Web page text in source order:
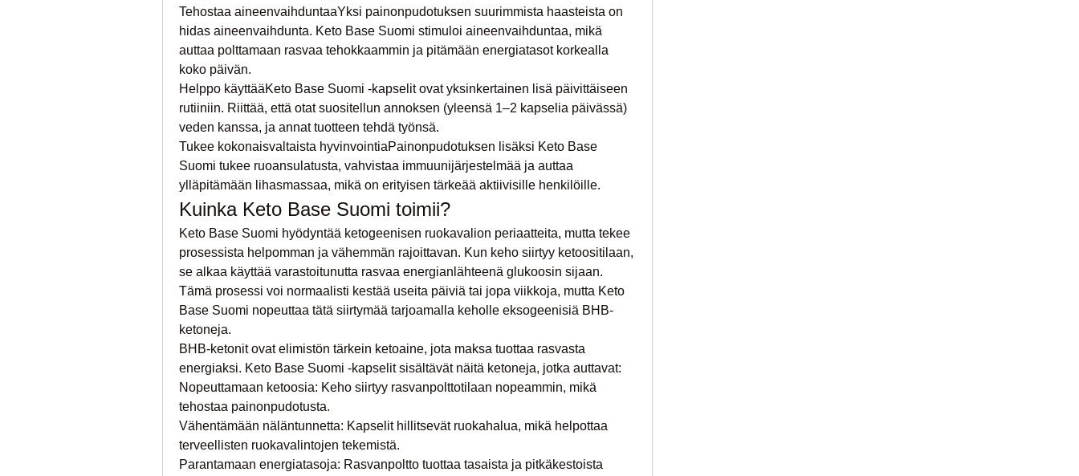
Tehostaa aineenvaihduntaaYksi painonpudotuksen suurimmista haasteista on
hidas aineenvaihdunta. Keto Base Suomi stimuloi aineenvaihduntaa, mikä
auttaa polttamaan rasvaa tehokkaammin ja pitämään energiatasot korkealla
koko päivän.
Helppo käyttääKeto Base Suomi -kapselit ovat yksinkertainen lisä päivittäiseen
rutiiniin. Riittää, että otat suositellun annoksen (yleensä 1–2 kapselia päivässä)
veden kanssa, ja annat tuotteen tehdä työnsä.
Tukee kokonaisvaltaista hyvinvointiaPainonpudotuksen lisäksi Keto Base
Suomi tukee ruoansulatusta, vahvistaa immuunijärjestelmää ja auttaa
ylläpitämään lihasmassaa, mikä on erityisen tärkeää aktiivisille henkilöille.
Kuinka Keto Base Suomi toimii?
Keto Base Suomi hyödyntää ketogeenisen ruokavalion periaatteita, mutta tekee
prosessista helpomman ja vähemmän rajoittavan. Kun keho siirtyy ketoositilaan,
se alkaa käyttää varastoitunutta rasvaa energianlähteenä glukoosin sijaan.
Tämä prosessi voi normaalisti kestää useita päiviä tai jopa viikkoja, mutta Keto
Base Suomi nopeuttaa tätä siirtymää tarjoamalla keholle eksogeenisiä BHB-
ketoneja.
BHB-ketonit ovat elimistön tärkein ketoaine, jota maksa tuottaa rasvasta
energiaksi. Keto Base Suomi -kapselit sisältävät näitä ketoneja, jotka auttavat:
Nopeuttamaan ketoosia: Keho siirtyy rasvanpolttotilaan nopeammin, mikä
tehostaa painonpudotusta.
Vähentämään näläntunnetta: Kapselit hillitsevät ruokahalua, mikä helpottaa
terveellisten ruokavalintojen tekemistä.
Parantamaan energiatasoja: Rasvanpoltto tuottaa tasaista ja pitkäkestoista